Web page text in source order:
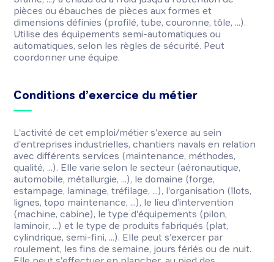
pièces ou ébauches de pièces aux formes et
dimensions définies (profilé, tube, couronne, tôle, ...).
Utilise des équipements semi-automatiques ou
automatiques, selon les règles de sécurité. Peut
coordonner une équipe.
Conditions d’exercice du métier
L'activité de cet emploi/métier s'exerce au sein
d'entreprises industrielles, chantiers navals en relation
avec différents services (maintenance, méthodes,
qualité, ...). Elle varie selon le secteur (aéronautique,
automobile, métallurgie, ...), le domaine (forge,
estampage, laminage, tréfilage, ...), l'organisation (îlots,
lignes, topo maintenance, ...), le lieu d'intervention
(machine, cabine), le type d'équipements (pilon,
laminoir, ...) et le type de produits fabriqués (plat,
cylindrique, semi-fini, ...). Elle peut s'exercer par
roulement, les fins de semaine, jours fériés ou de nuit.